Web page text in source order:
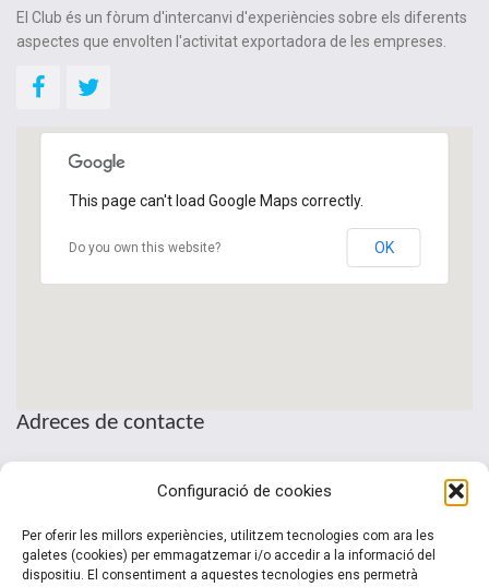
Configuració de cookies
Per oferir les millors experiències, utilitzem tecnologies com ara les
galetes (cookies) per emmagatzemar i/o accedir a la informació del
dispositiu. El consentiment a aquestes tecnologies ens permetrà
El Club és un fòrum d'intercanvi d'experiències sobre els diferents
aspectes que envolten l'activitat exportadora de les empreses.
This page can't load Google Maps correctly.
Do you own this website? OK
Adreces de contacte
Telèfon: (+34) 937 361 100